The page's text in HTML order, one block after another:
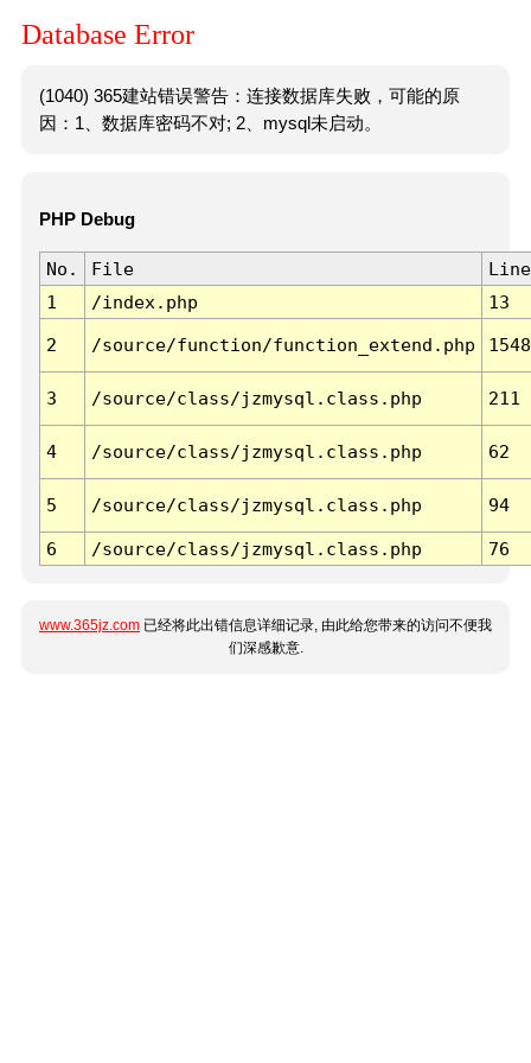
Database Error
(1040) 365建站错误警告：连接数据库失败，可能的原
因：1、数据库密码不对; 2、mysql未启动。
PHP Debug
No. File
Line
1
/index.php 13
2 /source/function/function_extend.php 1548
3 /source/class/jzmysql.class.php 211
4 /source/class/jzmysql.class.php 62
5 /source/class/jzmysql.class.php 94
6 /source/class/jzmysql.class.php 76
www.365jz.com 已经将此出错信息详细记录, 由此给您带来的访问不便我
们深感歉意.